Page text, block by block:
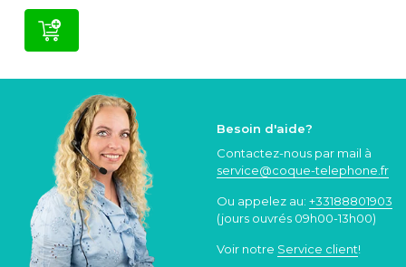
Besoin d'aide?
Contactez-nous par mail à
service@coque-telephone.fr
Ou appelez au: +33188801903
(jours ouvrés 09h00-13h00)
Voir notre Service client!